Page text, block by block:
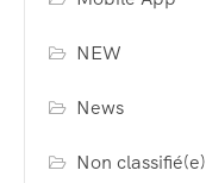
NEW
News
Non classifié(e)